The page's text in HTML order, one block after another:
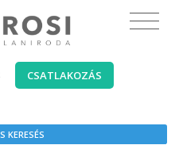
CSATLAKOZÁS
KERESÉS